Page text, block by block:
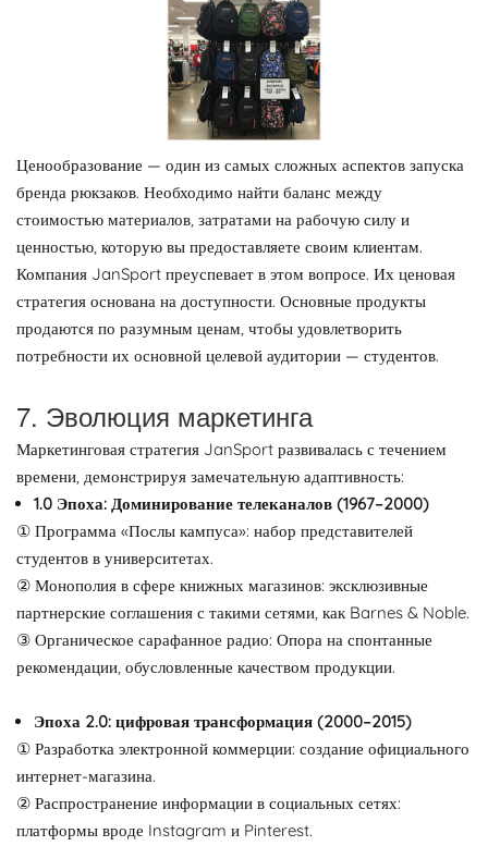
Ценообразование — один из самых сложных аспектов запуска
бренда рюкзаков. Необходимо найти баланс между
стоимостью материалов, затратами на рабочую силу и
ценностью, которую вы предоставляете своим клиентам.
Компания JanSport преуспевает в этом вопросе. Их ценовая
стратегия основана на доступности. Основные продукты
продаются по разумным ценам, чтобы удовлетворить
потребности их основной целевой аудитории — студентов.
7. Эволюция маркетинга
Маркетинговая стратегия JanSport развивалась с течением
времени, демонстрируя замечательную адаптивность:
1.0 Эпоха: Доминирование телеканалов (1967–2000)
① Программа «Послы кампуса»: набор представителей
студентов в университетах.
② Монополия в сфере книжных магазинов: эксклюзивные
партнерские соглашения с такими сетями, как Barnes & Noble.
③ Органическое сарафанное радио: Опора на спонтанные
рекомендации, обусловленные качеством продукции.
Эпоха 2.0: цифровая трансформация (2000–2015)
① Разработка электронной коммерции: создание официального
интернет-магазина.
② Распространение информации в социальных сетях:
платформы вроде Instagram и Pinterest.